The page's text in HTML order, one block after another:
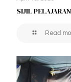
SIJIL
Read